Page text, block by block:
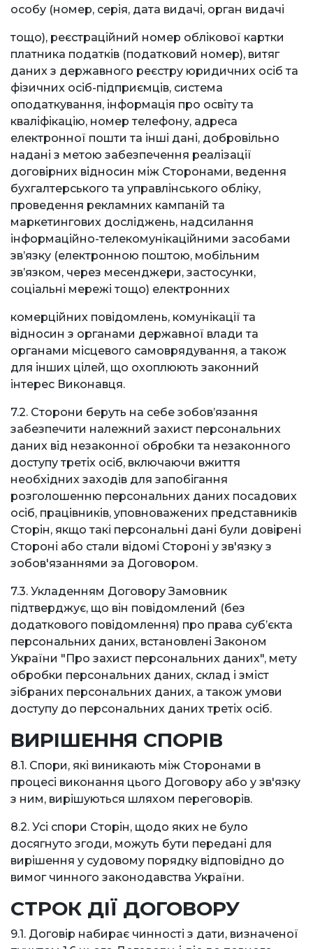
особу (номер, серія, дата видачі, орган видачі
тощо), реєстраційний номер облікової картки
платника податків (податковий номер), витяг
даних з державного реєстру юридичних осіб та
фізичних осіб-підприємців, система
оподаткування, інформація про освіту та
кваліфікацію, номер телефону, адреса
електронної пошти та інші дані, добровільно
надані з метою забезпечення реалізації
договірних відносин між Сторонами, ведення
бухгалтерського та управлінського обліку,
проведення рекламних кампаній та
маркетингових досліджень, надсилання
інформаційно-телекомунікаційними засобами
зв’язку (електронною поштою, мобільним
зв’язком, через месенджери, застосунки,
соціальні мережі тощо) електронних
комерційних повідомлень, комунікації та
відносин з органами державної влади та
органами місцевого самоврядування, а також
для інших цілей, що охоплюють законний
інтерес Виконавця.
7.2. Сторони беруть на себе зобов’язання
забезпечити належний захист персональних
даних від незаконної обробки та незаконного
доступу третіх осіб, включаючи вжиття
необхідних заходів для запобігання
розголошенню персональних даних посадових
осіб, працівників, уповноважених представників
Сторін, якщо такі персональні дані були довірені
Стороні або стали відомі Стороні у зв'язку з
зобов'язаннями за Договором.
7.3. Укладенням Договору Замовник
підтверджує, що він повідомлений (без
додаткового повідомлення) про права суб’єкта
персональних даних, встановлені Законом
України "Про захист персональних даних", мету
обробки персональних даних, склад і зміст
зібраних персональних даних, а також умови
доступу до персональних даних третіх осіб.
ВИРІШЕННЯ СПОРІВ
8.1. Спори, які виникають між Сторонами в
процесі виконання цього Договору або у зв'язку
з ним, вирішуються шляхом переговорів.
8.2. Усі спори Сторін, щодо яких не було
досягнуто згоди, можуть бути передані для
вирішення у судовому порядку відповідно до
вимог чинного законодавства України.
СТРОК ДІЇ ДОГОВОРУ
9.1. Договір набирає чинності з дати, визначеної